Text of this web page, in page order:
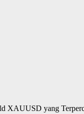
XAUUSD yang